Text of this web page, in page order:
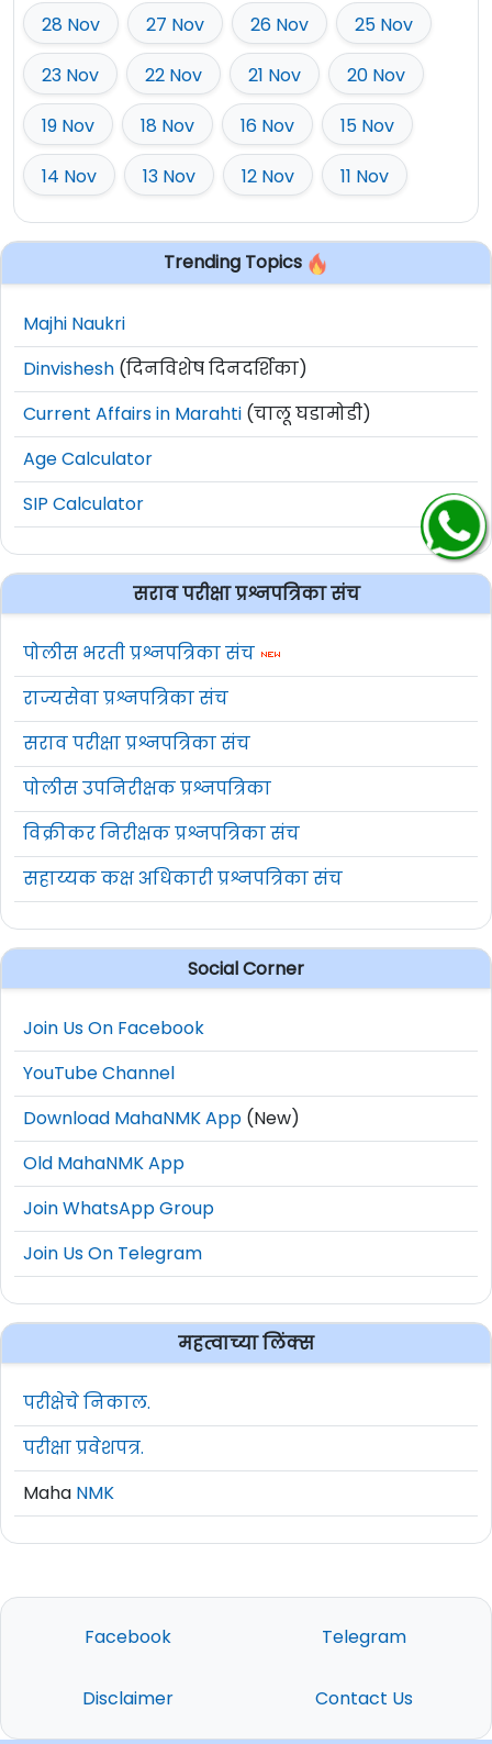
28 Nov
27 Nov 26 Nov
25 Nov
23 Nov
22 Nov 21 Nov
20 Nov
19 Nov
18 Nov 16 Nov
15 Nov
14 Nov
13 Nov 12 Nov 11 Nov
Trending Topics
Majhi Naukri
Dinvishesh (दिनविशेष दिनदर्शिका)
Current Affairs in Marahti (चालू घडामोडी)
Age Calculator
SIP Calculator
सराव परीक्षा प्रश्नपत्रिका संच
पोलीस भरती प्रश्नपत्रिका संच
राज्यसेवा प्रश्नपत्रिका संच
सराव परीक्षा प्रश्नपत्रिका संच
पोलीस उपनिरीक्षक प्रश्नपत्रिका
विक्रीकर निरीक्षक प्रश्नपत्रिका संच
सहाय्यक कक्ष अधिकारी प्रश्नपत्रिका संच
Social Corner
Join Us On Facebook
YouTube Channel
Download MahaNMK App (New)
Old MahaNMK App
Join WhatsApp Group
Join Us On Telegram
महत्वाच्या लिंक्स
परीक्षेचे निकाल.
परीक्षा प्रवेशपत्र.
Maha NMK
Facebook Telegram
Disclaimer Contact Us